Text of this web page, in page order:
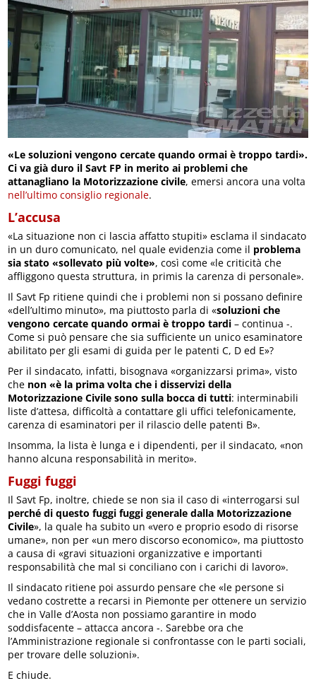
«Le soluzioni vengono cercate quando ormai è troppo tardi».
Ci va già duro il Savt FP in merito ai problemi che
attanagliano la Motorizzazione civile, emersi ancora una volta
nell’ultimo consiglio regionale.
L’accusa
«La situazione non ci lascia affatto stupiti» esclama il sindacato
in un duro comunicato, nel quale evidenzia come il problema
sia stato «sollevato più volte», così come «le criticità che
affliggono questa struttura, in primis la carenza di personale».
Il Savt Fp ritiene quindi che i problemi non si possano definire
«dell’ultimo minuto», ma piuttosto parla di «soluzioni che
vengono cercate quando ormai è troppo tardi – continua -.
Come si può pensare che sia sufficiente un unico esaminatore
abilitato per gli esami di guida per le patenti C, D ed E»?
Per il sindacato, infatti, bisognava «organizzarsi prima», visto
che non «è la prima volta che i disservizi della
Motorizzazione Civile sono sulla bocca di tutti: interminabili
liste d’attesa, difficoltà a contattare gli uffici telefonicamente,
carenza di esaminatori per il rilascio delle patenti B».
Insomma, la lista è lunga e i dipendenti, per il sindacato, «non
hanno alcuna responsabilità in merito».
Fuggi fuggi
Il Savt Fp, inoltre, chiede se non sia il caso di «interrogarsi sul
perché di questo fuggi fuggi generale dalla Motorizzazione
Civile», la quale ha subito un «vero e proprio esodo di risorse
umane», non per «un mero discorso economico», ma piuttosto
a causa di «gravi situazioni organizzative e importanti
responsabilità che mal si conciliano con i carichi di lavoro».
Il sindacato ritiene poi assurdo pensare che «le persone si
vedano costrette a recarsi in Piemonte per ottenere un servizio
che in Valle d’Aosta non possiamo garantire in modo
soddisfacente – attacca ancora -. Sarebbe ora che
l’Amministrazione regionale si confrontasse con le parti sociali,
per trovare delle soluzioni».
E chiude.